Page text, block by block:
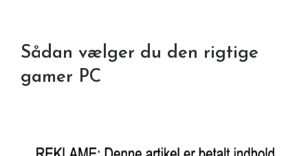
Sådan vælger du den rigtige
gamer PC